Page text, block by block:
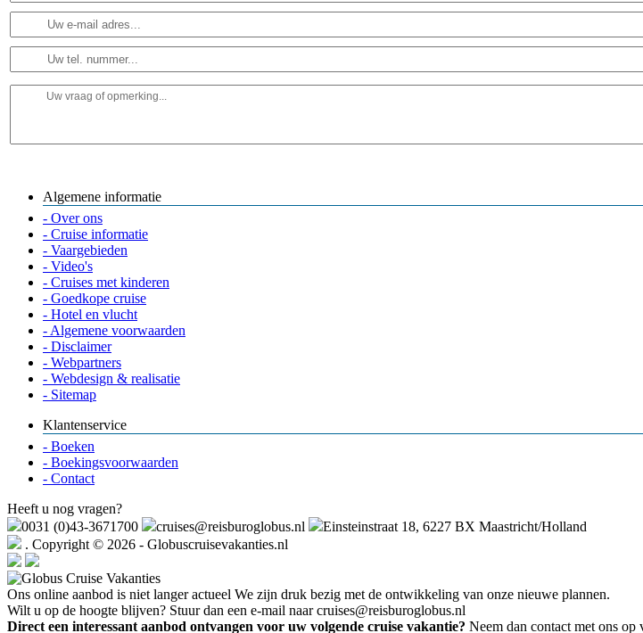
Algemene informatie
- Over ons
- Cruise informatie
- Vaargebieden
- Video's
- Cruises met kinderen
- Goedkope cruise
- Hotel en vlucht
- Algemene voorwaarden
- Disclaimer
- Webpartners
- Webdesign & realisatie
- Sitemap
Klantenservice
- Boeken
- Boekingsvoorwaarden
- Contact
Heeft u nog vragen?
0031 (0)43-3671700
cruises@reisburoglobus.nl
Einsteinstraat 18, 6227 BX Maastricht/Holland
. Copyright © 2026 - Globuscruisevakanties.nl
Ons online aanbod is niet langer actueel We zijn druk bezig met de ontwikkeling van onze nieuwe plannen.
Wilt u op de hoogte blijven? Stuur dan een e-mail naar cruises@reisburoglobus.nl
Direct een interessant aanbod ontvangen voor uw volgende cruise vakantie? Neem dan contact met ons